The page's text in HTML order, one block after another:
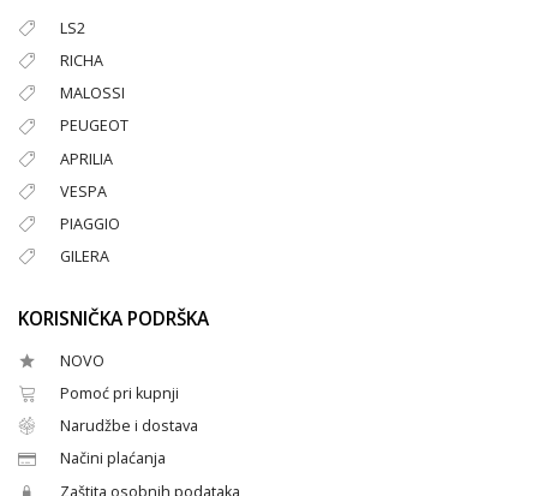
LS2
RICHA
MALOSSI
PEUGEOT
APRILIA
VESPA
PIAGGIO
GILERA
KORISNIČKA PODRŠKA
NOVO
Pomoć pri kupnji
Narudžbe i dostava
Načini plaćanja
Zaštita osobnih podataka